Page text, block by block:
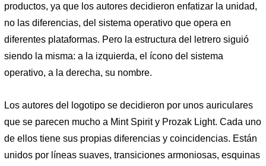
productos, ya que los autores decidieron enfatizar la unidad,
no las diferencias, del sistema operativo que opera en
diferentes plataformas. Pero la estructura del letrero siguió
siendo la misma: a la izquierda, el ícono del sistema
operativo, a la derecha, su nombre.
Los autores del logotipo se decidieron por unos auriculares
que se parecen mucho a Mint Spirit y Prozak Light. Cada uno
de ellos tiene sus propias diferencias y coincidencias. Están
unidos por líneas suaves, transiciones armoniosas, esquinas